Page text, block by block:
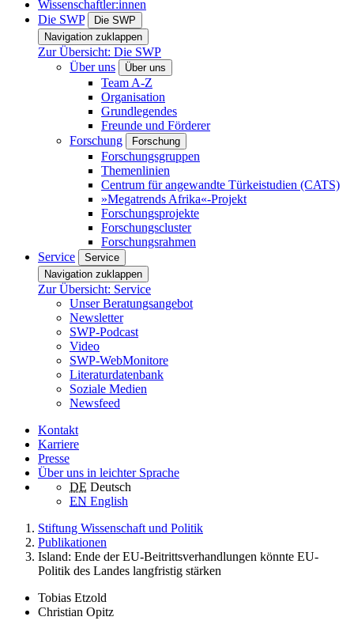
Wissenschaftler:innen
Die SWP
Die SWP
Navigation zuklappen
Zur Übersicht: Die SWP
Über uns
Über uns
Team A-Z
Organisation
Grundlegendes
Freunde und Förderer
Forschung
Forschung
Forschungsgruppen
Themenlinien
Centrum für angewandte Türkeistudien (CATS)
»Megatrends Afrika«-Projekt
Forschungsprojekte
Forschungscluster
Forschungsrahmen
Service
Service
Navigation zuklappen
Zur Übersicht: Service
Unser Beratungsangebot
Newsletter
SWP-Podcast
Video
SWP-WebMonitore
Literaturdatenbank
Soziale Medien
Newsfeed
Kontakt
Karriere
Presse
Über uns in leichter Sprache
DE Deutsch
EN English
Stiftung Wissenschaft und Politik
Publikationen
Island: Ende der EU-Beitrittsverhandlungen könnte EU-
Politik des Landes langfristig stärken
Tobias Etzold
Christian Opitz